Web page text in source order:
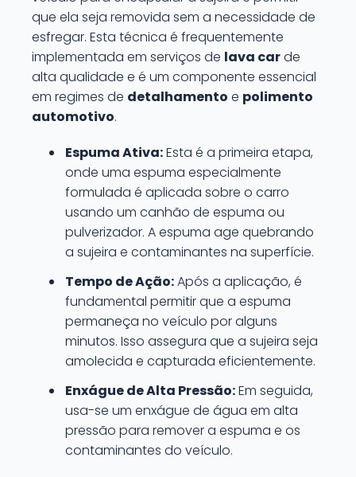
que ela seja removida sem a necessidade de
esfregar. Esta técnica é frequentemente
implementada em serviços de lava carde
alta qualidade e é um componente essencial
em regimes de detalhamento e polimento
automotivo.
Espuma Ativa:Esta é a primeira etapa,
onde uma espuma especialmente
formulada é aplicada sobre o carro
usando um canhão de espuma ou
pulverizador. A espuma age quebrando
a sujeira e contaminantes na superfície.
Tempo de Ação:Após a aplicação, é
fundamental permitir que a espuma
permaneça no veículo por alguns
minutos. Isso assegura que a sujeira seja
amolecida e capturada eficientemente.
Enxágue de Alta Pressão:Em seguida,
usa-se um enxágue de água em alta
pressão para remover a espuma e os
contaminantes do veículo.